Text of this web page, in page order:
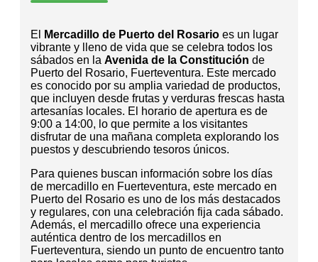
El Mercadillo de Puerto del Rosario es un lugar
vibrante y lleno de vida que se celebra todos los
sábados en la Avenida de la Constitución de
Puerto del Rosario, Fuerteventura. Este mercado
es conocido por su amplia variedad de productos,
que incluyen desde frutas y verduras frescas hasta
artesanías locales. El horario de apertura es de
9:00 a 14:00, lo que permite a los visitantes
disfrutar de una mañana completa explorando los
puestos y descubriendo tesoros únicos.
Para quienes buscan información sobre los días
de mercadillo en Fuerteventura, este mercado en
Puerto del Rosario es uno de los más destacados
y regulares, con una celebración fija cada sábado.
Además, el mercadillo ofrece una experiencia
auténtica dentro de los mercadillos en
Fuerteventura, siendo un punto de encuentro tanto